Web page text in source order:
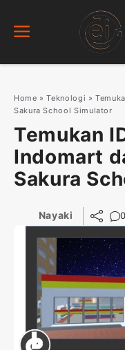
Menu
Home »Teknologi »
Sakura School Simulator
Temukan
Indomart
Sakura
Nayaki